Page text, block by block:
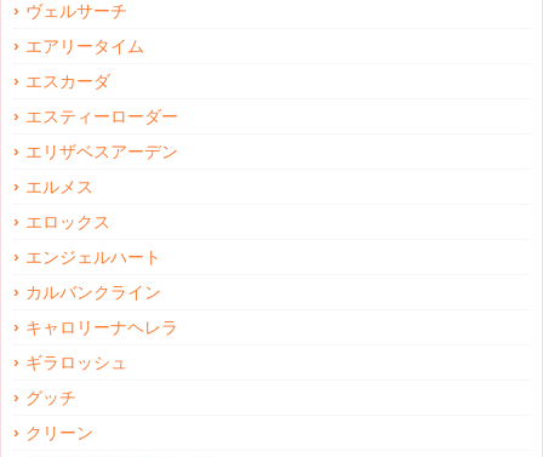
ヴェルサーチ
エアリータイム
エスカーダ
エスティーローダー
エリザベスアーデン
エルメス
エロックス
エンジェルハート
カルバンクライン
キャロリーナヘレラ
ギラロッシュ
グッチ
クリーン